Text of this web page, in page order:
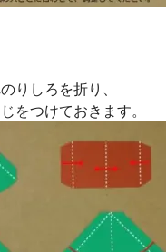
りしろを折り、
をつけておきます。